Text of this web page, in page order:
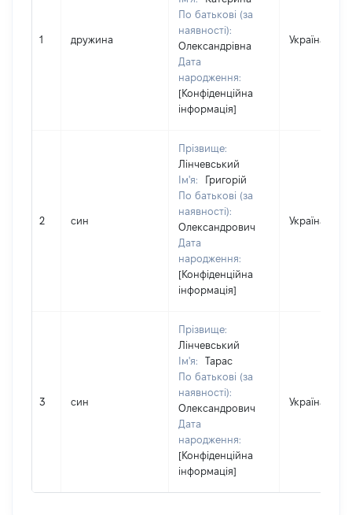
1 дружина
По батькові (за
наявності):
Олександрівна
Дата
народження:
[Конфіденційна
інформація]
Україна
2 син
Прізвище:
Лінчевський
Ім'я:
Григорій
По батькові (за
наявності):
Олександрович
Дата
народження:
[Конфіденційна
інформація]
Україна
3 син
Прізвище:
Лінчевський
Ім'я:
Тарас
По батькові (за
наявності):
Олександрович
Дата
народження:
[Конфіденційна
інформація]
Україна